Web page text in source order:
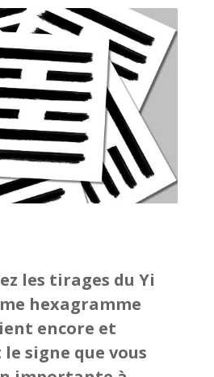
les tirages du Yi
hexagramme
encore et
le signe que vous